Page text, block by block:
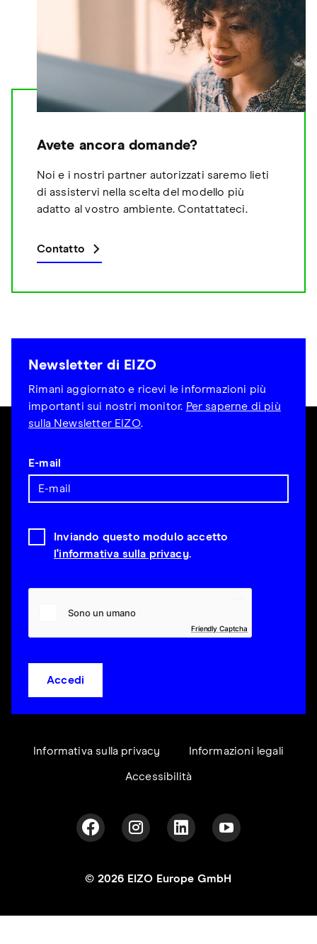
Avete ancora domande?
Noi e i nostri partner autorizzati saremo lieti
di assistervi nella scelta del modello più
adatto al vostro ambiente. Contattateci.
Contatto
Newsletter di EIZO
Rimani aggiornato e ricevi le informazioni più
importanti sui nostri monitor. Per saperne di più
sulla Newsletter EIZO.
E-mail
Inviando questo modulo accetto
l'informativa sulla privacy.
Friendly Captcha
Accedi
Informativa sulla privacy Informazioni legali
Accessibilità
© 2026 EIZO Europe GmbH